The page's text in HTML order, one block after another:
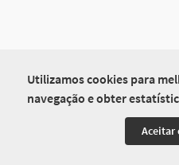
Utilizamos cookies para
navegação e obter
Aceitar